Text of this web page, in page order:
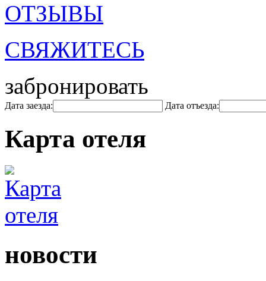
ОТЗЫВЫ
СВЯЖИТЕСЬ
забронировать
Дата заезда: Дата отъезда:
Карта отеля
новости